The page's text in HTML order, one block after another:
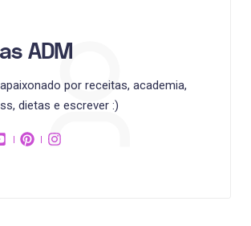
ADM
por receitas, academia,
dietas e escrever :)